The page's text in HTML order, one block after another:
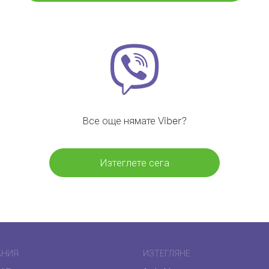
Все още нямате Viber?
Изтеглете сега
ИЗТЕГЛЯНЕ